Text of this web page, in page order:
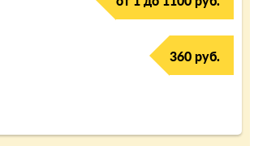
360 руб.